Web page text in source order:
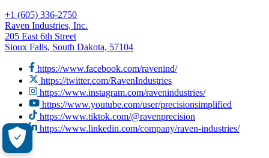
+1 (605) 336-2750
Raven Industries, Inc.
205 East 6th Street
Sioux Falls, South Dakota, 57104
https://www.facebook.com/ravenind/
https://twitter.com/RavenIndustries
https://www.instagram.com/ravenindustries/
https://www.youtube.com/user/precisionsimplified
https://www.tiktok.com/@ravenprecision
https://www.linkedin.com/company/raven-industries/